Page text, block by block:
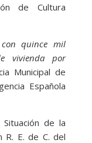
de Cultura
quince mil
vivienda por
Municipal de
Española
de la
R. E. de C. del